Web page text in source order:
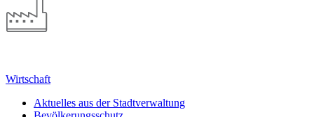
Wirtschaft
Aktuelles aus der Stadtverwaltung